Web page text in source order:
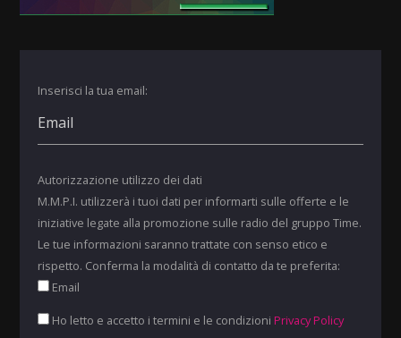
Inserisci la tua email:
Autorizzazione utilizzo dei dati
M.M.P.I. utilizzerà i tuoi dati per informarti sulle offerte e le
iniziative legate alla promozione sulle radio del gruppo Time.
Le tue informazioni saranno trattate con senso etico e
rispetto. Conferma la modalità di contatto da te preferita:
Email
Ho letto e accetto i termini e le condizioni Privacy Policy